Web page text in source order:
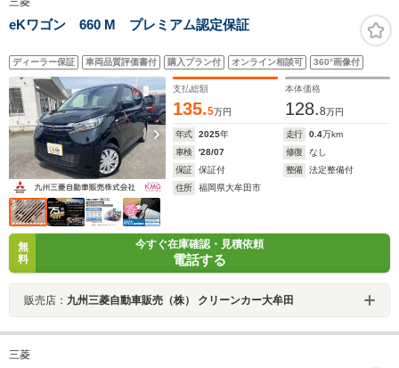
eKワゴン 660 M プレミアム認定保証
ディーラー保証 車両品質評価書付 購入プラン付 オンライン相談可 360°画像付
支払総額
135.5万円
本体価格
128.8万円
年式 2025年 走行 0.4万km
車検
'28/07 修復
なし
保証
保証付 整備
法定整備付
住所
福岡県大牟田市
無
料
今すぐ在庫確認・見積依頼
電話する
販売店： 九州三菱自動車販売（株） クリーンカー大牟田
三菱